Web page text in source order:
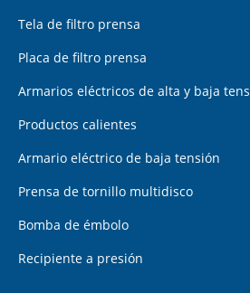
Tela de filtro prensa
Placa de filtro prensa
Armarios eléctricos de alta y baja
Productos calientes
Armario eléctrico de baja tensión
Prensa de tornillo multidisco
Bomba de émbolo
Recipiente a presión